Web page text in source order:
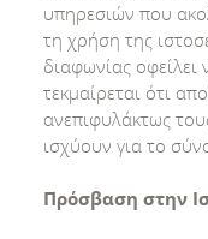
υπηρεσιών που
τη χρήση της
διαφωνίας
τεκμαίρεται ότι
ανεπιφυλάκτως
ισχύουν για το
Πρόσβαση στην